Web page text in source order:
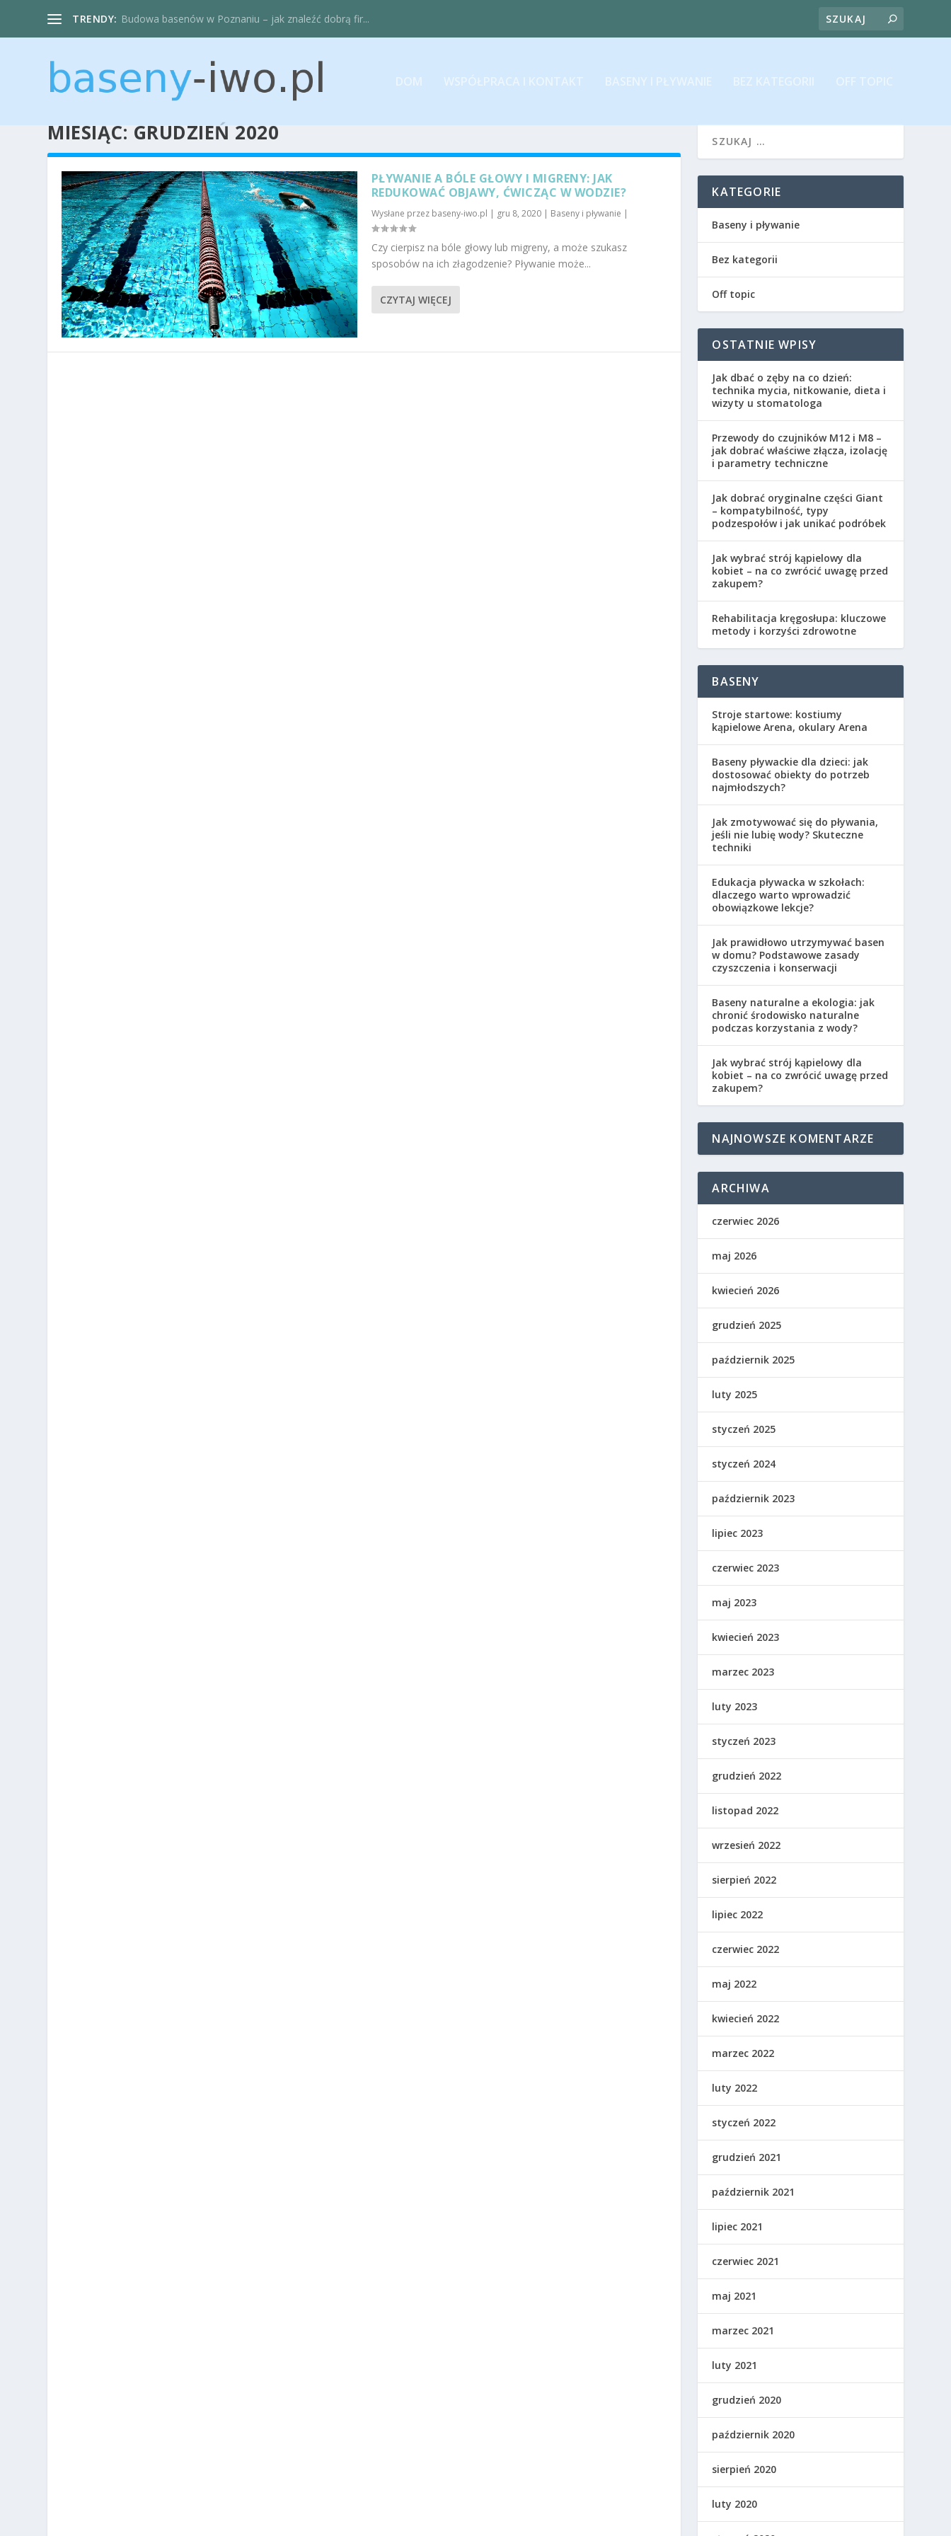
TRENDY: Budowa basenów w Poznaniu – jak znaleźć dobrą fir...
DOM WSPÓŁPRACA I KONTAKT BASENY I PŁYWANIE BEZ KATEGORII OFF TOPIC
MIESIĄC: GRUDZIEŃ 2020
PŁYWANIE A BÓLE GŁOWY I MIGRENY: JAK
REDUKOWAĆ OBJAWY, ĆWICZĄC W WODZIE?
Wysłane przez baseny-iwo.pl | gru 8, 2020| Baseny i pływanie |
Czy cierpisz na bóle głowy lub migreny, a może szukasz
sposobów na ich złagodzenie? Pływanie może...
CZYTAJ WIĘCEJ
KATEGORIE
Baseny i pływanie
Bez kategorii
Off topic
OSTATNIE WPISY
Jak dbać o zęby na co dzień:
technika mycia, nitkowanie, dieta i
wizyty u stomatologa
Przewody do czujników M12 i M8 –
jak dobrać właściwe złącza, izolację
i parametry techniczne
Jak dobrać oryginalne części Giant
– kompatybilność, typy
podzespołów i jak unikać podróbek
Jak wybrać strój kąpielowy dla
kobiet – na co zwrócić uwagę przed
zakupem?
Rehabilitacja kręgosłupa: kluczowe
metody i korzyści zdrowotne
BASENY
Stroje startowe: kostiumy
kąpielowe Arena, okulary Arena
Baseny pływackie dla dzieci: jak
dostosować obiekty do potrzeb
najmłodszych?
Jak zmotywować się do pływania,
jeśli nie lubię wody? Skuteczne
techniki
Edukacja pływacka w szkołach:
dlaczego warto wprowadzić
obowiązkowe lekcje?
Jak prawidłowo utrzymywać basen
w domu? Podstawowe zasady
czyszczenia i konserwacji
Baseny naturalne a ekologia: jak
chronić środowisko naturalne
podczas korzystania z wody?
Jak wybrać strój kąpielowy dla
kobiet – na co zwrócić uwagę przed
zakupem?
NAJNOWSZE KOMENTARZE
ARCHIWA
czerwiec 2026
maj 2026
kwiecień 2026
grudzień 2025
październik 2025
luty 2025
styczeń 2025
styczeń 2024
październik 2023
lipiec 2023
czerwiec 2023
maj 2023
kwiecień 2023
marzec 2023
luty 2023
styczeń 2023
grudzień 2022
listopad 2022
wrzesień 2022
sierpień 2022
lipiec 2022
czerwiec 2022
maj 2022
kwiecień 2022
marzec 2022
luty 2022
styczeń 2022
grudzień 2021
październik 2021
lipiec 2021
czerwiec 2021
maj 2021
marzec 2021
luty 2021
grudzień 2020
październik 2020
sierpień 2020
luty 2020